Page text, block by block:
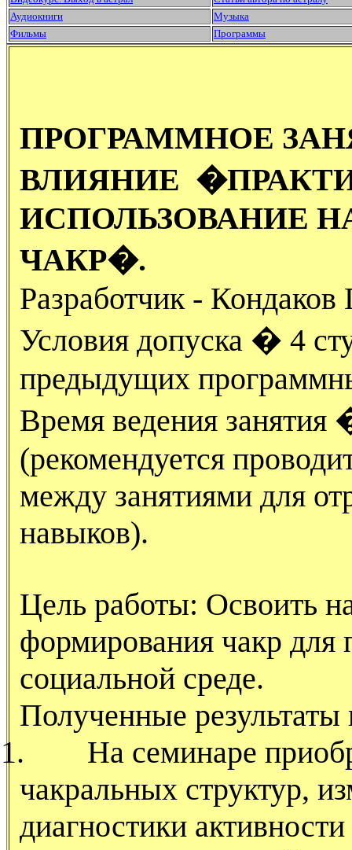
Аудиокниги
Музыка
Фильмы
Программы
ПРОГРАММНОЕ
ВЛИЯНИЕ
ИСПОЛЬЗОВАНИЕ
ЧАКР�.
Разработчик - Кондаков
Условия допуска � 4
предыдущих
Время ведения
(рекомендуется
между занятиями для
навыков).
Цель работы: Освоить
формирования чакр для
социальной среде.
Полученные
1.
На семинаре
чакральных структур,
диагностики